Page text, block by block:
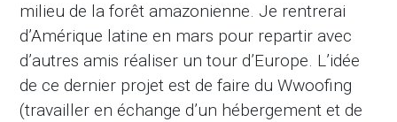
milieu de la forêt amazonienne. Je rentrerai
d’Amérique latine en mars pour repartir avec
d’autres amis réaliser un tour d’Europe. L’idée
de ce dernier projet est de faire du Wwoofing
(travailler en échange d’un hébergement et de